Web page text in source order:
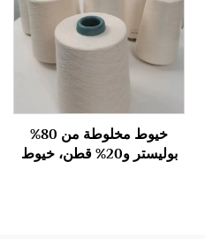
خيوط مخلوطة من 80%
بوليستر و20% قطن، خيوط